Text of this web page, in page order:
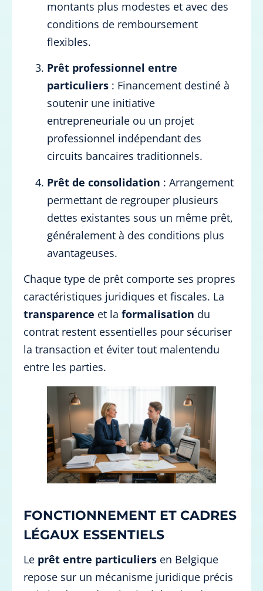
montants plus modestes et avec des
conditions de remboursement
flexibles.
Prêt professionnel entre
particuliers : Financement destiné à
soutenir une initiative
entrepreneuriale ou un projet
professionnel indépendant des
circuits bancaires traditionnels.
Prêt de consolidation : Arrangement
permettant de regrouper plusieurs
dettes existantes sous un même prêt,
généralement à des conditions plus
avantageuses.
Chaque type de prêt comporte ses propres
caractéristiques juridiques et fiscales. La
transparence et la formalisation du
contrat restent essentielles pour sécuriser
la transaction et éviter tout malentendu
entre les parties.
FONCTIONNEMENT ET CADRES
LÉGAUX ESSENTIELS
Le prêt entre particuliers en Belgique
repose sur un mécanisme juridique précis